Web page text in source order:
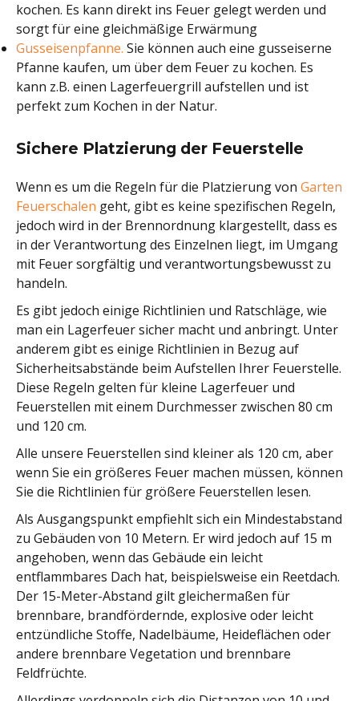
kochen. Es kann direkt ins Feuer gelegt werden und
sorgt für eine gleichmäßige Erwärmung
Gusseisenpfanne. Sie können auch eine gusseiserne
Pfanne kaufen, um über dem Feuer zu kochen. Es
kann z.B. einen Lagerfeuergrill aufstellen und ist
perfekt zum Kochen in der Natur.
Sichere Platzierung der Feuerstelle
Wenn es um die Regeln für die Platzierung von Garten
Feuerschalen geht, gibt es keine spezifischen Regeln,
jedoch wird in der Brennordnung klargestellt, dass es
in der Verantwortung des Einzelnen liegt, im Umgang
mit Feuer sorgfältig und verantwortungsbewusst zu
handeln.
Es gibt jedoch einige Richtlinien und Ratschläge, wie
man ein Lagerfeuer sicher macht und anbringt. Unter
anderem gibt es einige Richtlinien in Bezug auf
Sicherheitsabstände beim Aufstellen Ihrer Feuerstelle.
Diese Regeln gelten für kleine Lagerfeuer und
Feuerstellen mit einem Durchmesser zwischen 80 cm
und 120 cm.
Alle unsere Feuerstellen sind kleiner als 120 cm, aber
wenn Sie ein größeres Feuer machen müssen, können
Sie die Richtlinien für größere Feuerstellen lesen.
Als Ausgangspunkt empfiehlt sich ein Mindestabstand
zu Gebäuden von 10 Metern. Er wird jedoch auf 15 m
angehoben, wenn das Gebäude ein leicht
entflammbares Dach hat, beispielsweise ein Reetdach.
Der 15-Meter-Abstand gilt gleichermaßen für
brennbare, brandfördernde, explosive oder leicht
entzündliche Stoffe, Nadelbäume, Heideflächen oder
andere brennbare Vegetation und brennbare
Feldfrüchte.